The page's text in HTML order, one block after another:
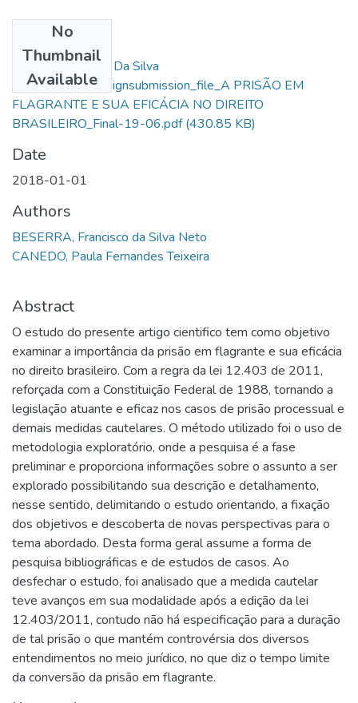
No
Thumbnail
Available
Francisco Beserra Da Silva
Neto_10302_assignsubmission_file_A PRISÃO EM
FLAGRANTE E SUA EFICÁCIA NO DIREITO
BRASILEIRO_Final-19-06.pdf(430.85 KB)
Date
2018-01-01
Authors
BESERRA, Francisco da Silva Neto
CANEDO, Paula Fernandes Teixeira
Abstract
O estudo do presente artigo cientifico tem como objetivo
examinar a importância da prisão em flagrante e sua eficácia
no direito brasileiro. Com a regra da lei 12.403 de 2011,
reforçada com a Constituição Federal de 1988, tornando a
legislação atuante e eficaz nos casos de prisão processual e
demais medidas cautelares. O método utilizado foi o uso de
metodologia exploratório, onde a pesquisa é a fase
preliminar e proporciona informações sobre o assunto a ser
explorado possibilitando sua descrição e detalhamento,
nesse sentido, delimitando o estudo orientando, a fixação
dos objetivos e descoberta de novas perspectivas para o
tema abordado. Desta forma geral assume a forma de
pesquisa bibliográficas e de estudos de casos. Ao
desfechar o estudo, foi analisado que a medida cautelar
teve avanços em sua modalidade após a edição da lei
12.403/2011, contudo não há especificação para a duração
de tal prisão o que mantém controvérsia dos diversos
entendimentos no meio jurídico, no que diz o tempo limite
da conversão da prisão em flagrante.